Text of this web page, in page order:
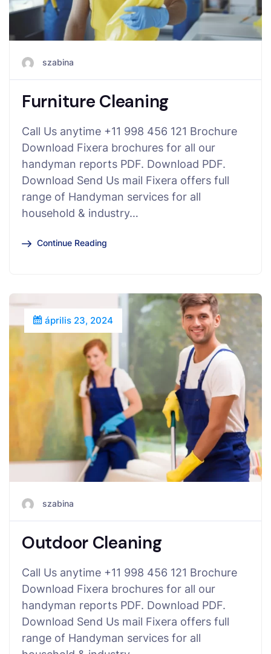
szabina
Furniture Cleaning
Call Us anytime +11 998 456 121 Brochure
Download Fixera brochures for all our
handyman reports PDF. Download PDF.
Download Send Us mail Fixera offers full
range of Handyman services for all
household & industry…
Continue Reading
április 23, 2024
szabina
Outdoor Cleaning
Call Us anytime +11 998 456 121 Brochure
Download Fixera brochures for all our
handyman reports PDF. Download PDF.
Download Send Us mail Fixera offers full
range of Handyman services for all